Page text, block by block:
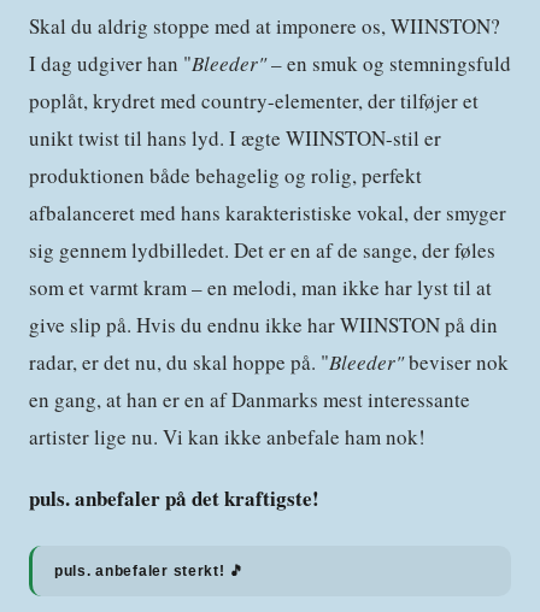
Skal du aldrig stoppe med at imponere os, WIINSTON?
I dag udgiver han "Bleeder"– en smuk og stemningsfuld
poplåt, krydret med country-elementer, der tilføjer et
unikt twist til hans lyd. I ægte WIINSTON-stil er
produktionen både behagelig og rolig, perfekt
afbalanceret med hans karakteristiske vokal, der smyger
sig gennem lydbilledet. Det er en af de sange, der føles
som et varmt kram – en melodi, man ikke har lyst til at
give slip på. Hvis du endnu ikke har WIINSTON på din
radar, er det nu, du skal hoppe på. "Bleeder"beviser nok
en gang, at han er en af Danmarks mest interessante
artister lige nu. Vi kan ikke anbefale ham nok!
puls. anbefaler på det kraftigste!
puls. anbefaler sterkt! 🎵